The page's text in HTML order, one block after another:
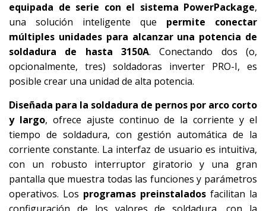
equipada de serie con el sistema PowerPackage,
una solución inteligente que permite conectar
múltiples unidades para alcanzar una potencia de
soldadura de hasta 3150A. Conectando dos (o,
opcionalmente, tres) soldadoras inverter PRO-I, es
posible crear una unidad de alta potencia.
Diseñada para la soldadura de pernos por arco corto
y largo, ofrece ajuste continuo de la corriente y el
tiempo de soldadura, con gestión automática de la
corriente constante. La interfaz de usuario es intuitiva,
con un robusto interruptor giratorio y una gran
pantalla que muestra todas las funciones y parámetros
operativos. Los programas preinstalados facilitan la